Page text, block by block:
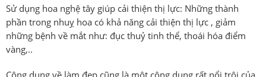
Sử dụng hoa nghệ tây giúp cải thiện thị lực: Những thành
phần trong nhuỵ hoa có khả năng cải thiện thị lực , giảm
những bệnh về mắt như: đục thuỷ tinh thể, thoái hóa điểm
vàng,..